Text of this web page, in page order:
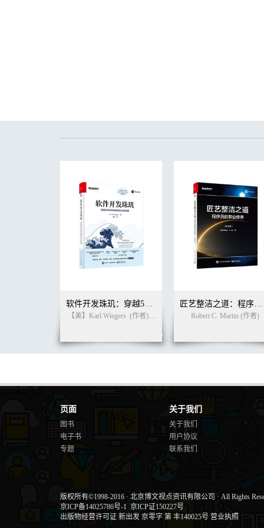
Item 53: Prefer interfaces to reflection
9 Exceptions
Item 57: Use exceptions only for exceptional conditions
Item 58: Use checked exceptions for recoverable
Item 59: Avoid unnecessary use of checked exceptions
Item 60: Favor the use of standard exceptions
Item 61: Throw exceptions appropriate to the abstraction
Item 62: Document all exceptions thrown by each method
Item 63: Include failure-capture information in detail
10 Concurrency
Item 66: Synchronize access to shared mutable data
Item 68: Prefer executors and tasks to threads
Item 69: Prefer concurrency utilities to wait and notify
Item 72: Don’t depend on the thread scheduler
11 Serialization
Item 74: Implement Serializable judiciously
Item 75: Consider using a custom serialized form
Item 76: Write readObject methods defensively
References
Index
软件开发珠玑：穿越50年软件往事的60条戒律
【美】Karl Wiegers (作者) 死月
匠艺整洁之道：程序员的职业修养（英文版）
Robert C. Martin (作者)
页面
图书
电子书
专题
关于我们
关于我们
用户协议
联系我们
版权所有©1998-2016 · 北京博文视点资讯有限公司 · All Rights
京ICP备14025786号-1 京ICP证150227号
出版物经营许可证 新出发 京零字 第 丰140025号 营业执照